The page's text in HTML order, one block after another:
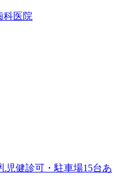
科医院
児健診可・駐車場15台あ